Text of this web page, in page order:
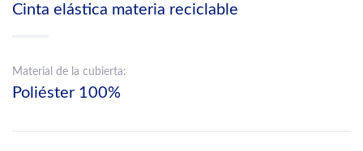
Cinta elástica materia reciclable
Material de la cubierta:
Poliéster 100%